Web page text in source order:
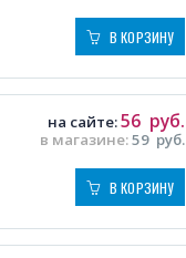
В КОРЗИНУ
в магазине:59 руб.
на сайте:56 руб.
В КОРЗИНУ